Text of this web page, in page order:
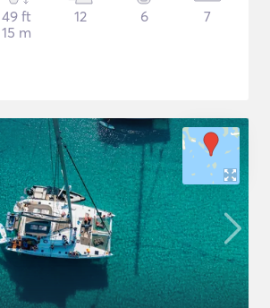
49 ft
15 m
12 6 7